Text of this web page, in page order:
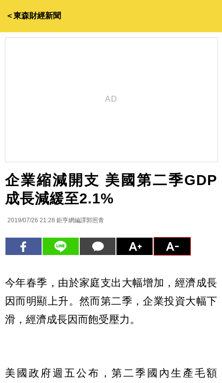
＜東森財經新聞
企業縮減開支 美國第二季GDP
成長減緩至2.1%
2019/07/26 21:28 鉅亨網編譯郭照青
今年春季，由於家庭支出大幅增加，經濟成長
因而明顯上升。然而第二季，企業投資大幅下
滑，經濟成長因而飽受壓力。
美國政府週五公布，第二季國內生產毛額